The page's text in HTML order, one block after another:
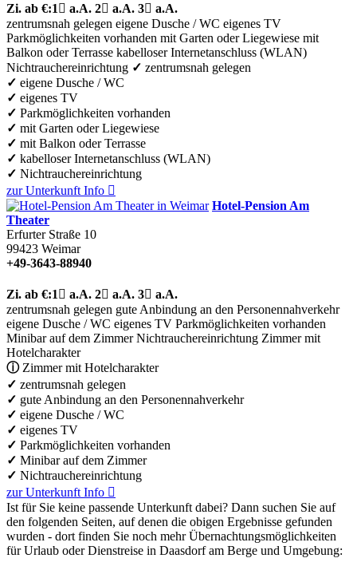
Zi. ab €:1  a.A. 2 a.A. 3 a.A.
zentrumsnah gelegen eigene Dusche / WC eigenes TV
Parkmöglichkeiten vorhanden mit Garten oder Liegewiese mit
Balkon oder Terrasse kabelloser Internetanschluss (WLAN)
Nichtrauchereinrichtung ✓ zentrumsnah gelegen
✓ eigene Dusche / WC
✓ eigenes TV
✓ Parkmöglichkeiten vorhanden
✓ mit Garten oder Liegewiese
✓ mit Balkon oder Terrasse
✓ kabelloser Internetanschluss (WLAN)
✓ Nichtrauchereinrichtung
zur Unterkunft Info 
Hotel-Pension Am
Theater
Erfurter Straße 10
99423 Weimar
+49-3643-88940
Zi. ab €:1  a.A. 2 a.A. 3 a.A.
zentrumsnah gelegen gute Anbindung an den Personennahverkehr
eigene Dusche / WC eigenes TV Parkmöglichkeiten vorhanden
Minibar auf dem Zimmer Nichtrauchereinrichtung Zimmer mit
Hotelcharakter
ⓘZimmer mit Hotelcharakter
✓ zentrumsnah gelegen
✓ gute Anbindung an den Personennahverkehr
✓ eigene Dusche / WC
✓ eigenes TV
✓ Parkmöglichkeiten vorhanden
✓ Minibar auf dem Zimmer
✓ Nichtrauchereinrichtung
zur Unterkunft Info 
Ist für Sie keine passende Unterkunft dabei? Dann suchen Sie auf
den folgenden Seiten, auf denen die obigen Ergebnisse gefunden
wurden - dort finden Sie noch mehr Übernachtungs­möglichkeiten
für Urlaub oder Dienstreise in Daasdorf am Berge und Umgebung: